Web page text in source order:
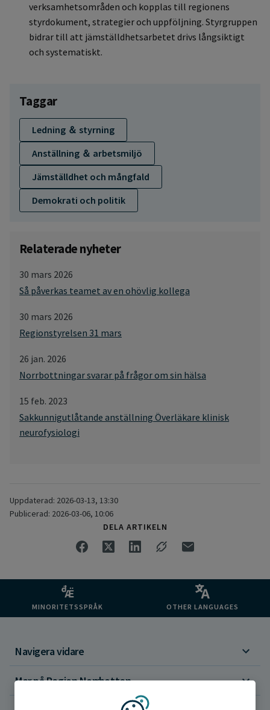
verksamhetsområden och kopplas till regionens
styrdokument, strategier och uppföljning. Styrgruppen
bidrar till att jämställdhetsarbetet drivs långsiktigt
och systematiskt.
Taggar
Ledning ＆ styrning
Anställning ＆ arbetsmiljö
Jämställdhet och mångfald
Demokrati och politik
Relaterade nyheter
30 mars 2026
Så påverkas teamet av en ohövlig kollega
30 mars 2026
Regionstyrelsen 31 mars
26 jan. 2026
Norrbottningar svarar på frågor om sin hälsa
15 feb. 2023
Sakkunnigutlåtande anställning Överläkare klinisk
neurofysiologi
Uppdaterad: 2026-03-13, 13:30
Publicerad: 2026-03-06, 10:06
DELA ARTIKELN
MINORITETSSPRÅK OTHER LANGUAGES
Navigera vidare
Mer på Region Norrbotten